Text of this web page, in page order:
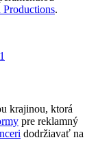
Productions.
krajinou, ktorá
pre reklamný
dodržiavať na